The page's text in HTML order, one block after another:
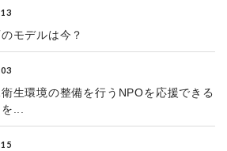
モデルは今？
生環境の整備を行うNPOを応援できる
...